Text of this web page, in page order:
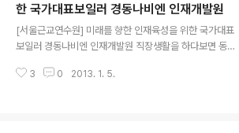
블릿 PC까지 별도의 멤버십 혜택을 받을 수 있도록 혜택을
늘렸습니다. 각각의 회선별로 이용할 수 있는 포인트가 최
소 3만점~최대 10만점까지 포인트가 크게 늘어나기 때문
회선이 VIP 등급이고, 그리고 업무용으로 사용하는 폰이
한 국가대표보일러 경동나비엔 인재개발원
[서울근교연수원] 미래를 향한 인재육성을 위한 국가대표
보일러 경동나비엔 인재개발원 직장생활을 하다보면 동료
크샵을 진행하게 됩니다. 아무래도 많은 인원이 이동하기
3 0 2013. 1. 5.